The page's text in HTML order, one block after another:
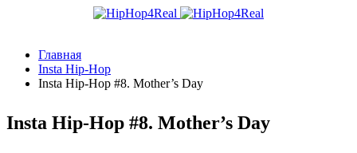
Главная
Insta Hip-Hop
Insta Hip-Hop #8. Mother’s Day
Insta Hip-Hop #8. Mother’s Day